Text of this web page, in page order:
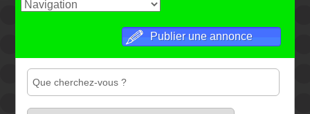
Publier une annonce